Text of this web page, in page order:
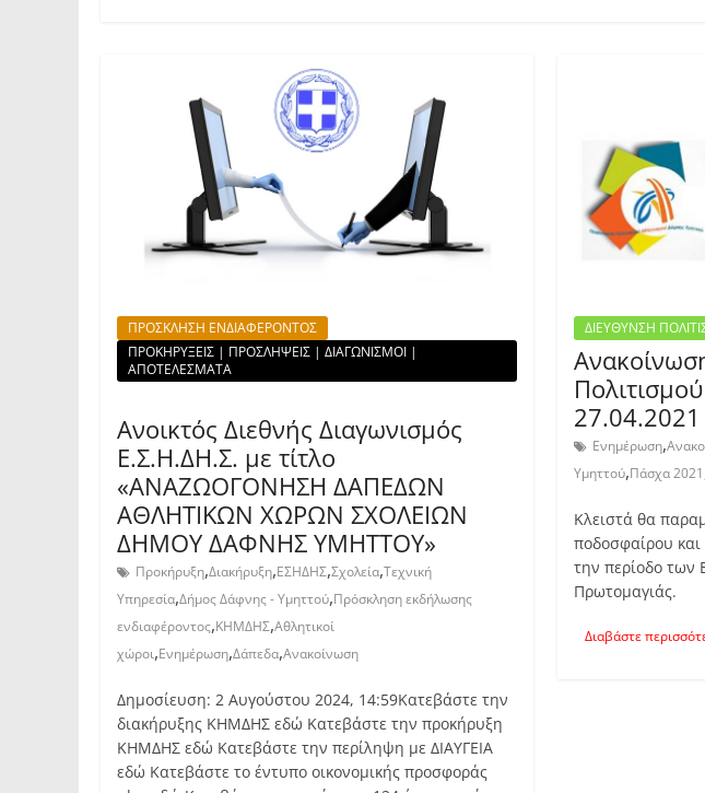
ΠΡΟΣΚΛΗΣΗ ΕΝΔΙΑΦΕΡΟΝΤΟΣ
ΠΡΟΚΗΡΥΞΕΙΣ | ΠΡΟΣΛΗΨΕΙΣ | ΔΙΑΓΩΝΙΣΜΟΙ |
ΑΠΟΤΕΛΕΣΜΑΤΑ
Ανοικτός Διεθνής Διαγωνισμός
Ε.Σ.Η.ΔΗ.Σ. με τίτλο
«ΑΝΑΖΩΟΓΟΝΗΣΗ ΔΑΠΕΔΩΝ
ΑΘΛΗΤΙΚΩΝ ΧΩΡΩΝ ΣΧΟΛΕΙΩΝ
ΔΗΜΟΥ ΔΑΦΝΗΣ ΥΜΗΤΤΟΥ»
Προκήρυξη,Διακήρυξη,ΕΣΗΔΗΣ,Σχολεία,Τεχνική
Υπηρεσία,Δήμος Δάφνης - Υμηττού,Πρόσκληση εκδήλωσης
ενδιαφέροντος,ΚΗΜΔΗΣ,Αθλητικοί
χώροι,Ενημέρωση,Δάπεδα,Ανακοίνωση
Δημοσίευση: 2 Αυγούστου 2024, 14:59Κατεβάστε την
διακήρυξης ΚΗΜΔΗΣ εδώ Κατεβάστε την προκήρυξη
ΚΗΜΔΗΣ εδώ Κατεβάστε την περίληψη με ΔΙΑΥΓΕΙΑ
εδώ Κατεβάστε το έντυπο οικονομικής προσφοράς
ΔΙΕΥΘΥΝΣΗ
27.04.2021
Ενημέρωση,
Υμηττού,Πάσχα 2021
Κλειστά θα
ποδοσφαίρου και
την περίοδο των
Πρωτομαγιάς.
Διαβάστε